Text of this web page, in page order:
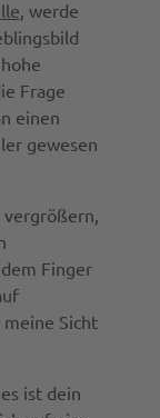
, werde
Frage
einen
gewesen
vergrößern,
Finger
Sicht
ist dein